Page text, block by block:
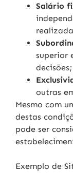
Salário
superior
decisões;
outras
Mesmo com
destas
pode ser
Exemplo de